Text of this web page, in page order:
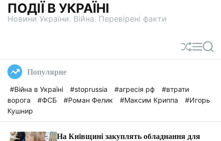
ПОДІЇ В УКРАЇНІ
Новини України. Війна. Перевірені факти
П
е
а
т
М
е
П
о
Популярне
#Війна в Україні #stoprussia #агресія рф
#втрати
ворога
#ФСБ #Роман Фелик #Максим Криппа
#Игорь
Кушнир
На Київщині закуплять обладнання для